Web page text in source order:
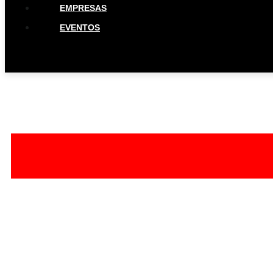
EMPRESAS
EVENTOS